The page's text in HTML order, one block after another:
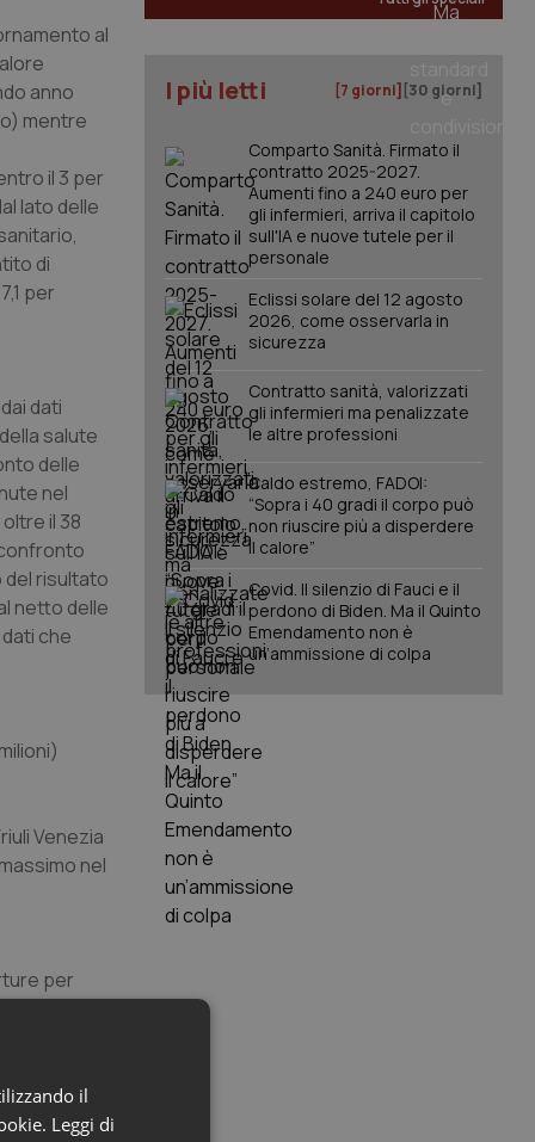
al
anno
mentre
il 3 per
lato delle
di
per
dati
salute
delle
nel
il 38
del risultato
netto delle
che
Venezia
nel
per
riducendo
una
dei
I più letti [7 giorni] [30 giorni]
Comparto Sanità. Firmato il
contratto 2025-2027.
Aumenti fino a 240 euro per
gli infermieri, arriva il capitolo
sull'IA e nuove tutele per il
personale
Eclissi solare del 12 agosto
2026, come osservarla in
sicurezza
Contratto sanità, valorizzati
gli infermieri ma penalizzate
le altre professioni
Caldo estremo, FADOI:
“Sopra i 40 gradi il corpo può
non riuscire più a disperdere
il calore”
Covid. Il silenzio di Fauci e il
perdono di Biden. Ma il Quinto
Emendamento non è
un’ammissione di colpa
il
Leggi di